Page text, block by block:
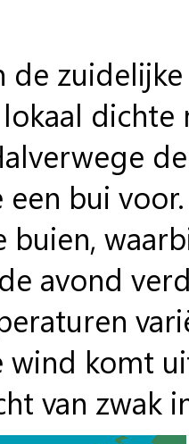
de
dichte
bui
buien,
avond
wind komt
van zwak